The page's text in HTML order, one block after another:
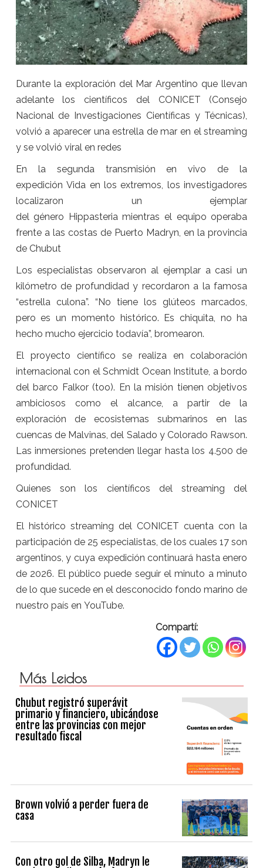
Durante la exploración del Mar Argentino que llevan
adelante los científicos del CONICET (Consejo
Nacional de Investigaciones Científicas y Técnicas),
volvió a aparecer una estrella de mar en el streaming
y se volvió viral en redes
En la segunda transmisión en vivo de la
expedición Vida en los extremos, los investigadores
localizaron un ejemplar
del género Hippasteria mientras el equipo operaba
frente a las costas de Puerto Madryn, en la provincia
de Chubut
Los especialistas observaron al ejemplar a casi un
kilómetro de profundidad y recordaron a la famosa
“estrella culona”. “No tiene los glúteos marcados,
pero es un momento histórico. Es chiquita, no ha
hecho mucho ejercicio todavía”, bromearon.
El proyecto científico se realiza en colaboración
internacional con el Schmidt Ocean Institute, a bordo
del barco Falkor (too). En la misión tienen objetivos
ambiciosos como el alcance, a partir de la
exploración de ecosistemas submarinos en las
cuencas de Malvinas, del Salado y Colorado Rawson.
Las inmersiones pretenden llegar hasta los 4.500 de
profundidad.
Quienes son los científicos del streaming del
CONICET
El histórico streaming del CONICET cuenta con la
participación de 25 especialistas, de los cuales 17 son
argentinos, y cuya expedición continuará hasta enero
de 2026. El público puede seguir el minuto a minuto
de lo que sucede en el desconocido fondo marino de
nuestro país en YouTube.
Compartí:
Más Leidos
Chubut registró superávit
primario y financiero, ubicándose
entre las provincias con mejor
resultado fiscal
Brown volvió a perder fuera de
casa
Con otro gol de Silba, Madryn le